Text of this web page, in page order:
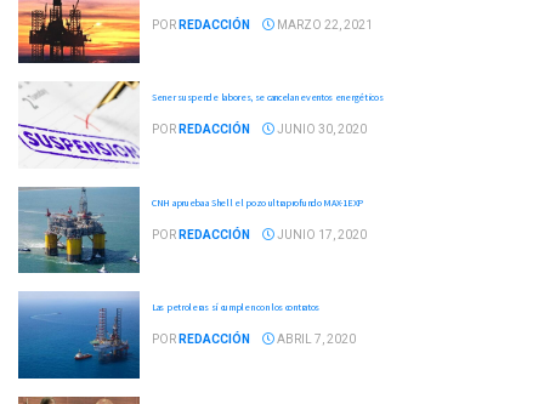
POR REDACCIÓN MARZO 22, 2021
Sener suspende labores, se cancelan eventos energéticos
POR REDACCIÓN JUNIO 30, 2020
CNH aprueba a Shell el pozo ultraprofundo MAX-1EXP
POR REDACCIÓN JUNIO 17, 2020
Las petroleras sí cumplen con los contratos
POR REDACCIÓN ABRIL 7, 2020